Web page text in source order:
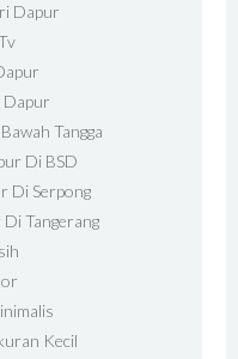
Dapur
Dapur
Tangga
Di BSD
Di Serpong
Tangerang
Kecil